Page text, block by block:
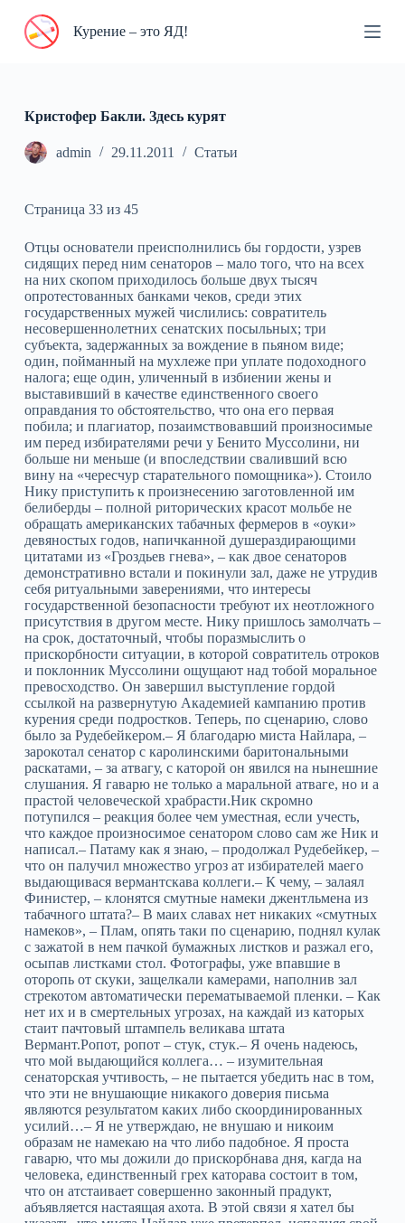
П
и
Курение – это ЯД!
Кристофер Бакли. Здесь курят
admin 29.11.2011 Статьи
Страница 33 из 45
Отцы основатели преисполнились бы гордости, узрев
сидящих перед ним сенаторов – мало того, что на всех
на них скопом приходилось больше двух тысяч
опротестованных банками чеков, среди этих
государственных мужей числились: совратитель
несовершеннолетних сенатских посыльных; три
субъекта, задержанных за вождение в пьяном виде;
один, пойманный на мухлеже при уплате подоходного
налога; еще один, уличенный в избиении жены и
выставивший в качестве единственного своего
оправдания то обстоятельство, что она его первая
побила; и плагиатор, позаимствовавший произносимые
им перед избирателями речи у Бенито Муссолини, ни
больше ни меньше (и впоследствии сваливший всю
вину на «чересчур старательного помощника»). Стоило
Нику приступить к произнесению заготовленной им
белиберды – полной риторических красот мольбе не
обращать американских табачных фермеров в «оуки»
девяностых годов, напичканной душераздирающими
цитатами из «Гроздьев гнева», – как двое сенаторов
демонстративно встали и покинули зал, даже не утрудив
себя ритуальными заверениями, что интересы
государственной безопасности требуют их неотложного
присутствия в другом месте. Нику пришлось замолчать –
на срок, достаточный, чтобы поразмыслить о
прискорбности ситуации, в которой совратитель отроков
и поклонник Муссолини ощущают над тобой моральное
превосходство. Он завершил выступление гордой
ссылкой на развернутую Академией кампанию против
курения среди подростков. Теперь, по сценарию, слово
было за Рудебейкером.– Я благодарю миста Найлара, –
зарокотал сенатор с каролинскими баритональными
раскатами, – за атвагу, с каторой он явился на нынешние
слушания. Я гаварю не только а маральной атваге, но и а
прастой человеческой храбрасти.Ник скромно
потупился – реакция более чем уместная, если учесть,
что каждое произносимое сенатором слово сам же Ник и
написал.– Патаму как я знаю, – продолжал Рудебейкер, –
что он палучил множество угроз ат избирателей маего
выдающивася вермантскава коллеги.– К чему, – залаял
Финистер, – клонятся смутные намеки джентльмена из
табачного штата?– В маих славах нет никаких «смутных
намеков», – Плам, опять таки по сценарию, поднял кулак
с зажатой в нем пачкой бумажных листков и разжал его,
осыпав листками стол. Фотографы, уже впавшие в
оторопь от скуки, защелкали камерами, наполнив зал
стрекотом автоматически перематываемой пленки. – Как
нет их и в смертельных угрозах, на каждай из каторых
стаит пачтовый штампель великава штата
Вермант.Ропот, ропот – стук, стук.– Я очень надеюсь,
что мой выдающийся коллега… – изумительная
сенаторская учтивость, – не пытается убедить нас в том,
что эти не внушающие никакого доверия письма
являются результатом каких либо скоординированных
усилий…– Я не утверждаю, не внушаю и никоим
образам не намекаю на что либо падобное. Я проста
гаварю, что мы дожили до прискорбнава дня, кагда на
человека, единственный грех каторава состоит в том,
что он атстаивает совершенно законный прадукт,
абъявляется настаящая ахота. В этой связи я хател бы